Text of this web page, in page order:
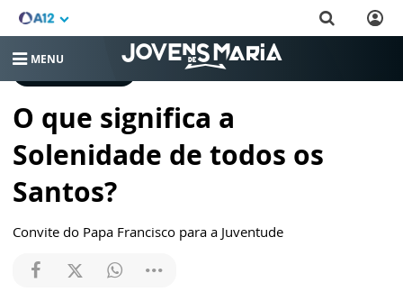
MENU
O que significa a
Solenidade de todos os
Santos?
Convite do Papa Francisco para a Juventude